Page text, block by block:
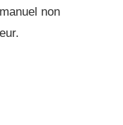
non